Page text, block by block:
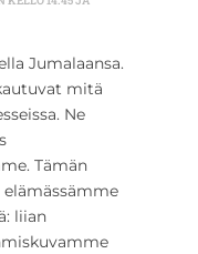
Jumalaansa.
mitä
Ne
Tämän
liian